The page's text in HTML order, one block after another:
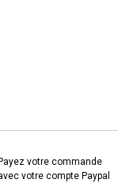
Payez votre commande
votre compte Paypal